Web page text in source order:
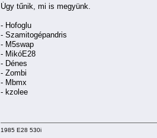
Úgy tűnik, mi is megyünk.
- Hofoglu
- Szamitogépandris
- M5swap
- MikóE28
- Dénes
- Zombi
- Mbmx
- kzolee
1985 E28 530i